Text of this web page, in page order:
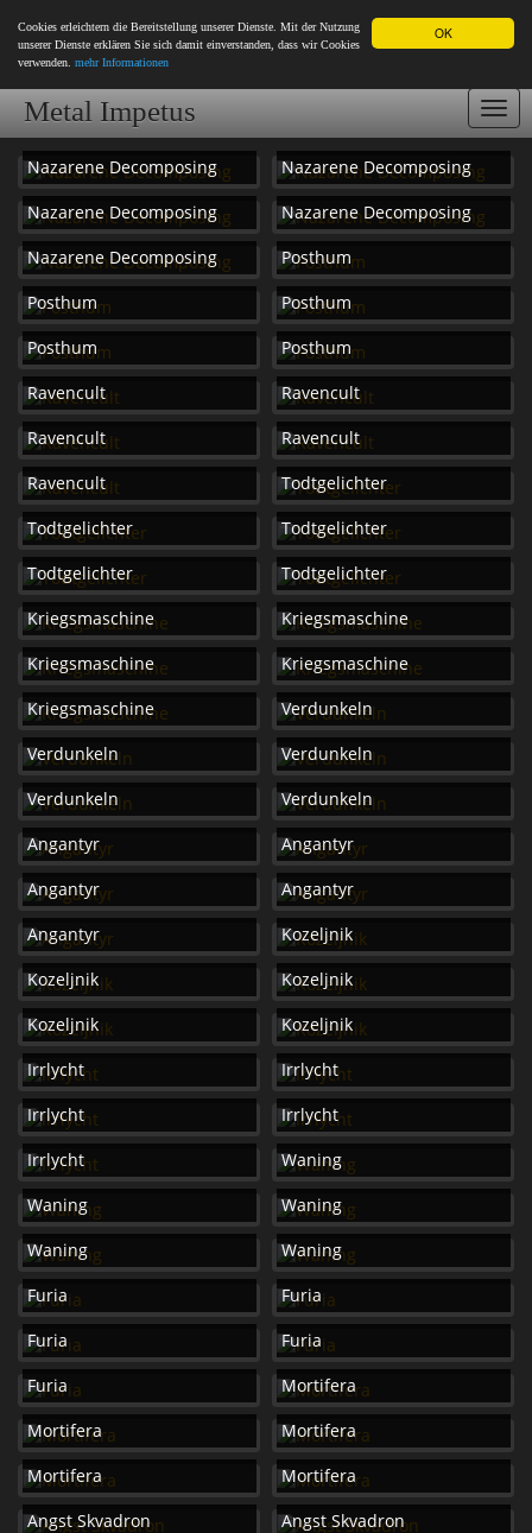
OK
Cookies erleichtern die Bereitstellung unserer Dienste. Mit der Nutzung
unserer Dienste erklären Sie sich damit einverstanden, dass wir Cookies
verwenden. mehr Informationen
Metal Impetus
Nazarene Decomposing
Nazarene Decomposing
Nazarene Decomposing
Nazarene Decomposing
Nazarene Decomposing
Posthum
Posthum
Posthum
Posthum
Posthum
Ravencult
Ravencult
Ravencult
Ravencult
Ravencult
Todtgelichter
Todtgelichter
Todtgelichter
Todtgelichter
Todtgelichter
Kriegsmaschine
Kriegsmaschine
Kriegsmaschine
Kriegsmaschine
Kriegsmaschine
Verdunkeln
Verdunkeln
Verdunkeln
Verdunkeln
Verdunkeln
Angantyr
Angantyr
Angantyr
Angantyr
Angantyr
Kozeljnik
Kozeljnik
Kozeljnik
Kozeljnik
Kozeljnik
Irrlycht
Irrlycht
Irrlycht
Irrlycht
Irrlycht
Waning
Waning
Waning
Waning
Waning
Furia
Furia
Furia
Furia
Furia
Mortifera
Mortifera
Mortifera
Mortifera
Mortifera
Angst Skvadron
Angst Skvadron